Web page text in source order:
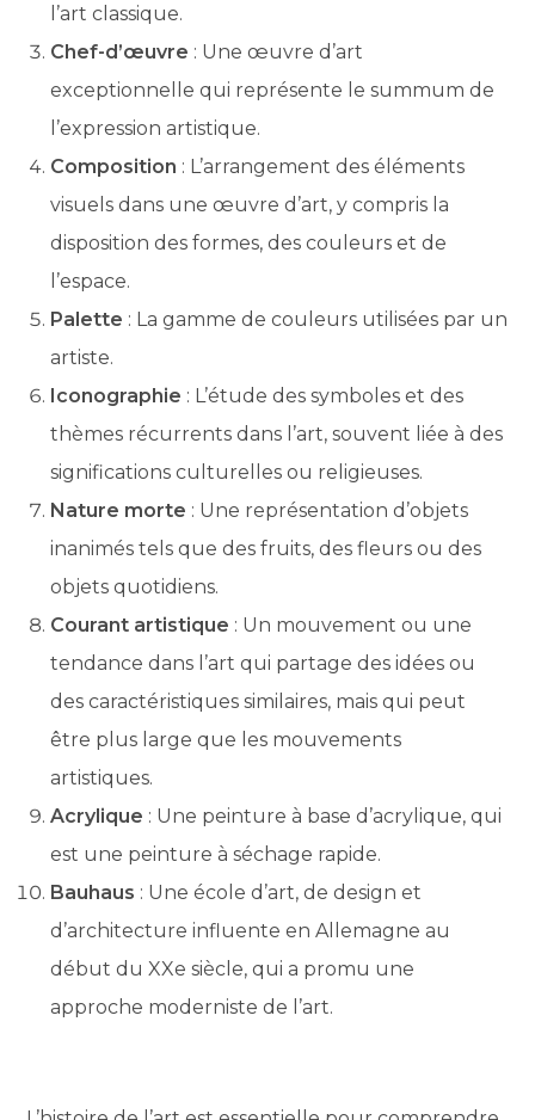
l’art classique.
Chef-d’œuvre : Une œuvre d’art
exceptionnelle qui représente le summum de
l’expression artistique.
Composition : L’arrangement des éléments
visuels dans une œuvre d’art, y compris la
disposition des formes, des couleurs et de
l’espace.
Palette : La gamme de couleurs utilisées par un
artiste.
Iconographie : L’étude des symboles et des
thèmes récurrents dans l’art, souvent liée à des
significations culturelles ou religieuses.
Nature morte : Une représentation d’objets
inanimés tels que des fruits, des fleurs ou des
objets quotidiens.
Courant artistique : Un mouvement ou une
tendance dans l’art qui partage des idées ou
des caractéristiques similaires, mais qui peut
être plus large que les mouvements
artistiques.
Acrylique : Une peinture à base d’acrylique, qui
est une peinture à séchage rapide.
Bauhaus : Une école d’art, de design et
d’architecture influente en Allemagne au
début du XXe siècle, qui a promu une
approche moderniste de l’art.